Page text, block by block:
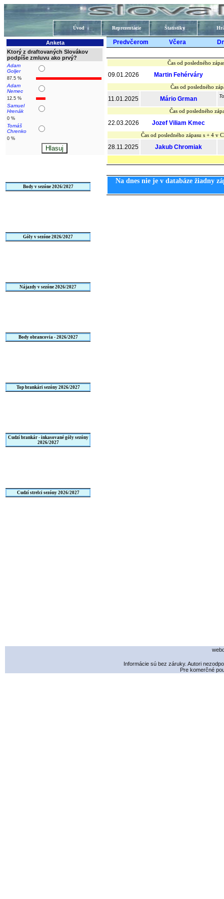
Úvod Reprezentácie Štatistiky
Anketa
Ktorý z draftovaných Slovákov
podpíše zmluvu ako prvý?
Adam
Goljer
87.5 %
Adam
Nemec
12.5 %
Samuel
Hrenák
0 %
Tomáš
Chrenko
0 %
Body v sezóne 2026/2027
Góly v sezóne 2026/2027
Nájazdy v sezóne 2026/2027
Body obrancovia - 2026/2027
Top brankári sezóny 2026/2027
Cudzí brankár - inkasované góly sezóny
2026/2027
Cudzí strelci sezóny 2026/2027
Predvčerom Včera
Čas od posledného
09.01.2026 Martin Fehérváry
Čas od posledného
11.01.2025 Mário Grman
Čas od posledného
22.03.2026 Jozef Viliam Kmec
Čas od posledného zápasu s + 4
28.11.2025 Jakub Chromiak
Na dnes nie je v databáze žiadny
Informácie sú bez záruky. Autori
Pre komerčné